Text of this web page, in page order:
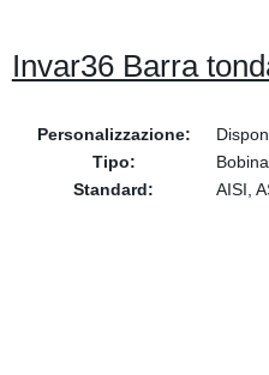
Invar36 Barra
Personalizzazione:
Tipo:
Bobina
Standard:
AISI,